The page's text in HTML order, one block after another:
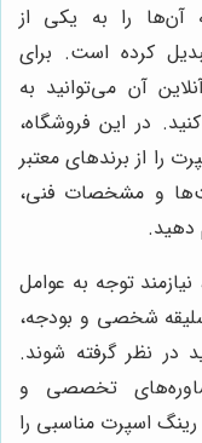
را به یکی از
کرده است. برای
آن می‌توانید به
در این فروشگاه،
را از برندهای معتبر
و مشخصات فنی،
دهید.
توجه به عوامل
شخصی و بودجه،
در نظر گرفته شوند.
تخصصی و
اسپرت مناسبی را